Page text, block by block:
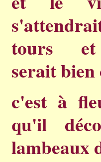
tours et
serait bien
c'est à
qu'il
lambeaux